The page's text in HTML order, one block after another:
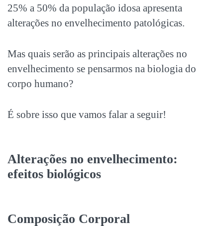
25% a 50% da população idosa apresenta
alterações no envelhecimento patológicas.
Mas quais serão as principais alterações no
envelhecimento se pensarmos na biologia do
corpo humano?
É sobre isso que vamos falar a seguir!
Alterações no envelhecimento:
efeitos biológicos
Composição Corporal